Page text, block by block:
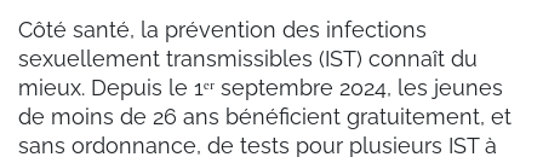
Côté santé, la prévention des infections
sexuellement transmissibles (IST) connaît du
mieux. Depuis le 1ᵉʳ septembre 2024, les jeunes
de moins de 26 ans bénéficient gratuitement, et
sans ordonnance, de tests pour plusieurs IST à